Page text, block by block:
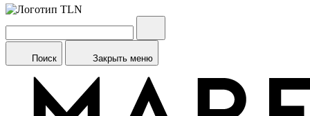
Поиск Закрыть меню